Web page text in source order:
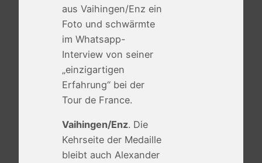
aus Vaihingen/Enz ein
Foto und schwärmte
im Whatsapp-
Interview von seiner
„einzigartigen
Erfahrung“ bei der
Tour de France.
Vaihingen/Enz. Die
Kehrseite der Medaille
bleibt auch Alexander